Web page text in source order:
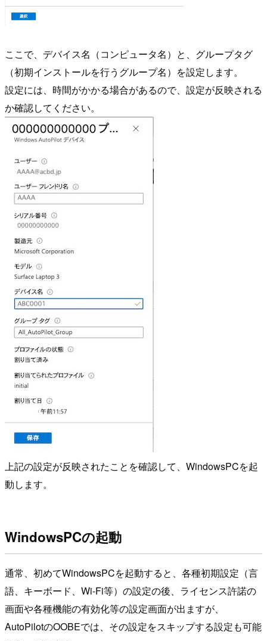
ここで、デバイス名（コンピュータ名）と、グループタグ
（初期インストールを行うグループ名）を設定します。
設定には、時間がかかる場合があるので、設定が反映される
か確認してください。
上記の設定が反映されたことを確認して、WindowsPCを起
動します。
WindowsPCの起動
通常、初めてWindowsPCを起動すると、各種初期設定（言
語、キーボード、Wi-Fi等）の設定の後、ライセンス許諾の
画面や各種機能の有効化等の設定画面が出ますが、
AutoPilotのOOBEでは、その設定をスキップする設定も可能